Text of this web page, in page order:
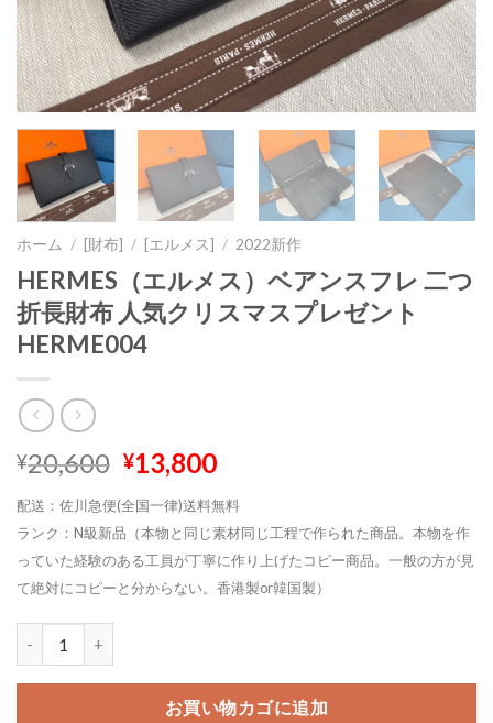
ホーム / [財布] / [エルメス] / 2022新作
HERMES（エルメス）ベアンスフレ 二つ
折長財布 人気クリスマスプレゼント
HERME004
¥20,600 元
価
格
は
¥20,600
¥13,800現
の
価
格
は
配送：佐川急便(全国一律)送料無料
ランク：N級新品（本物と同じ素材同じ工程で作られた商品。本物を作
っていた経験のある工員が丁寧に作り上げたコピー商品。一般の方が見
て絶対にコピーと分からない。香港製or韓国製）
お買い物カゴに追加